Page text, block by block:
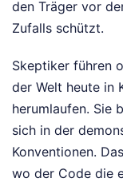
den Träger vor
Zufalls schützt.
Skeptiker führen
der Welt heute in
herumlaufen. Sie
sich in der
Konventionen.
wo der Code die